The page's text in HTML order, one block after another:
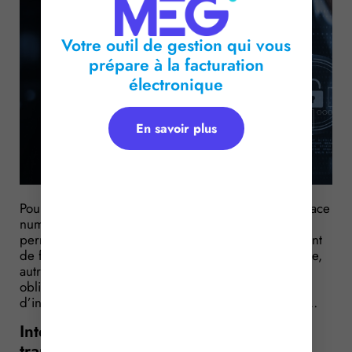
Pour rappel, la loi visant à sécuriser et réguler l’espace
numérique, dite loi SREN, a pour ambition de
permettre aux entreprises de changer plus facilement
de fournisseurs de services d’informatique en nuage,
autrement dit les « services cloud ». Pour cela, des
obligations en matière de portabilité des actifs et
d’interopérabilité des services sont mises en place…
Interopérabilité, portabilité et
Votre outil de gestion qui vous
prépare à la facturation
électronique
En savoir plus